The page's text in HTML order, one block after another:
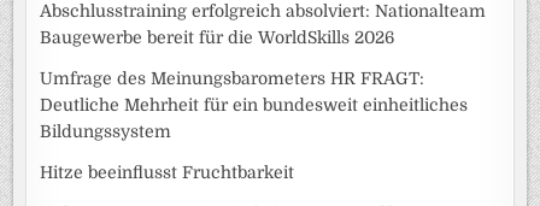
Abschlusstraining erfolgreich absolviert: Nationalteam
Baugewerbe bereit für die WorldSkills 2026
Umfrage des Meinungsbarometers HR FRAGT:
Deutliche Mehrheit für ein bundesweit einheitliches
Bildungssystem
Hitze beeinflusst Fruchtbarkeit